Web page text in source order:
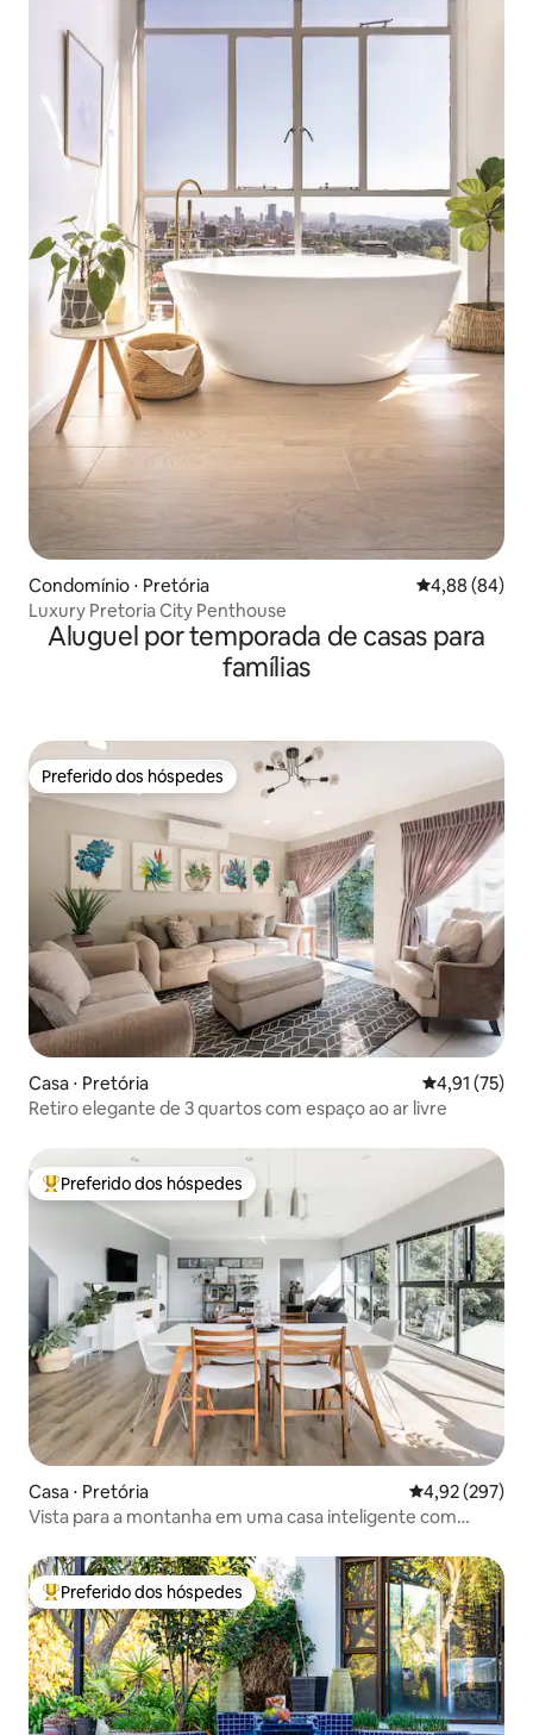
Condomínio ⋅ Pretória 4,88 de uma
4,88 (84)
Luxury Pretoria City Penthouse
Aluguel por temporada de casas para
famílias
Preferido dos hóspedes
Preferido dos hóspedes
Casa ⋅ Pretória 4,91 de uma
4,91 (75)
Retiro elegante de 3 quartos com espaço ao ar livre
Entre os melhores preferidos dos hóspedes
Preferido dos hóspedes
Casa ⋅ Pretória 4,92 de uma
4,92 (297)
Vista para a montanha em uma casa inteligente com
Entre os melhores preferidos dos hóspedes
Preferido dos hóspedes